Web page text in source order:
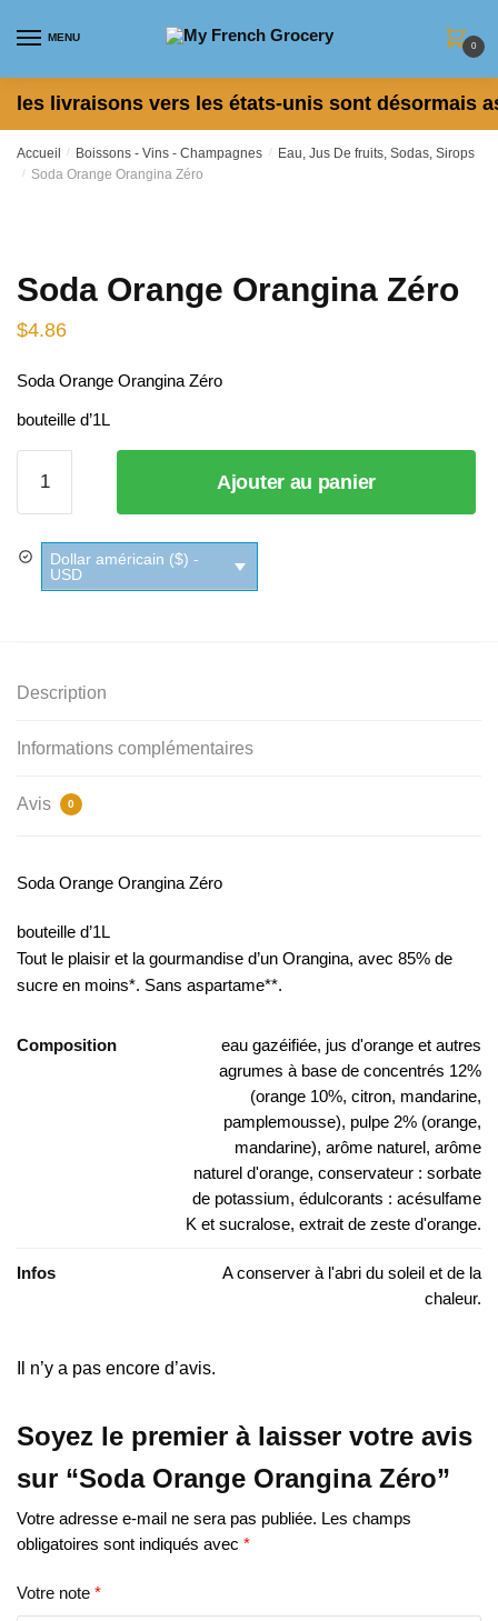
MENU
0
les livraisons vers les états-unis sont désormais
Accueil / Boissons - Vins - Champagnes / Eau, Jus De fruits, Sodas, Sirops
/ Soda Orange Orangina Zéro
Soda Orange Orangina Zéro
$4.86
Soda Orange Orangina Zéro
bouteille d’1L
de Soda
Orange
Orangina
Zéro
Ajouter au panier
Dollar américain ($) -
USD
Description
Informations complémentaires
Avis 0
Soda Orange Orangina Zéro
bouteille d’1L
Tout le plaisir et la gourmandise d’un Orangina, avec 85% de
sucre en moins*. Sans aspartame**.
Composition
eau gazéifiée, jus d'orange et autres
agrumes à base de concentrés 12%
(orange 10%, citron, mandarine,
pamplemousse), pulpe 2% (orange,
mandarine), arôme naturel, arôme
naturel d'orange, conservateur : sorbate
de potassium, édulcorants : acésulfame
K et sucralose, extrait de zeste d'orange.
Infos
A conserver à l'abri du soleil et de la
chaleur.
Il n’y a pas encore d’avis.
Soyez le premier à laisser votre avis
sur “Soda Orange Orangina Zéro”
Votre adresse e-mail ne sera pas publiée. Les champs
obligatoires sont indiqués avec *
Votre note *